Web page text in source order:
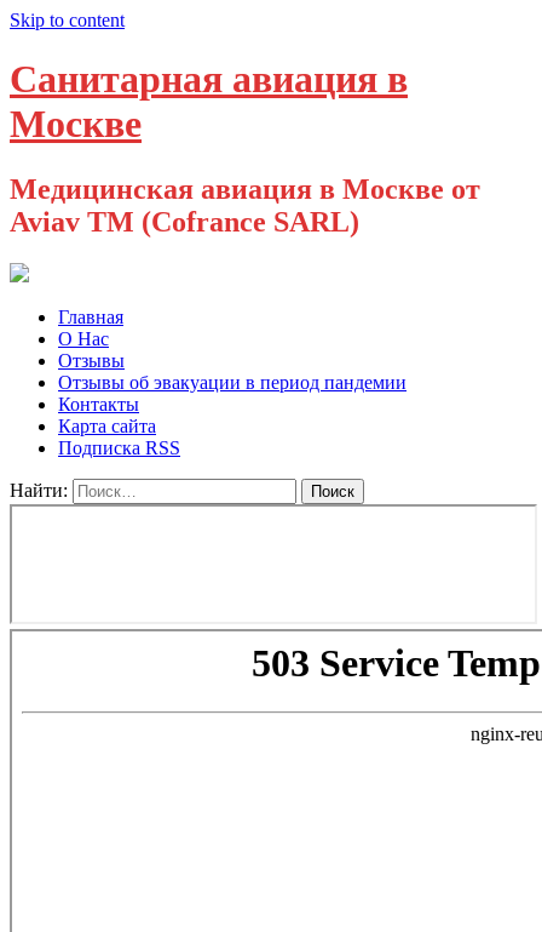
Skip to content
Санитарная авиация в
Москве
Медицинская авиация в Москве от
Aviav TM (Cofrance SARL)
Главная
О Нас
Отзывы
Отзывы об эвакуации в период пандемии
Контакты
Карта сайта
Подписка RSS
Найти: